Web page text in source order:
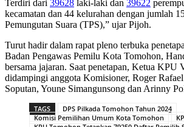
Terdiri dari 39628 laki-laki dan 39622
kecamatan dan 44 kelurahan dengan jumlah
Pemungutan Suara (TPS),” ujar Pijoh.
Turut hadir dalam rapat pleno terbuka
Badan Pengawas Pemilu Kota Tomohon,
bersama jajaran. Saat penetapan, Ketua KPU
didampingi anggota Komisioner, Roger
Soputan, Youne Simangunsong dan Arinny
TAGS
DPS Pilkada Tomohon Tahun 2024
Komisi Pemilihan Umum Kota Tomohon